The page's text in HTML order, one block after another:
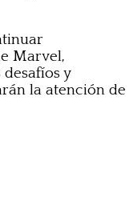
Marvel,
y
la atención de